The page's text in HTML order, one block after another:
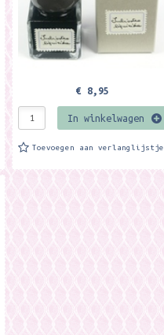
€ 8,95
In winkelwagen
Toevoegen aan verlanglijstje